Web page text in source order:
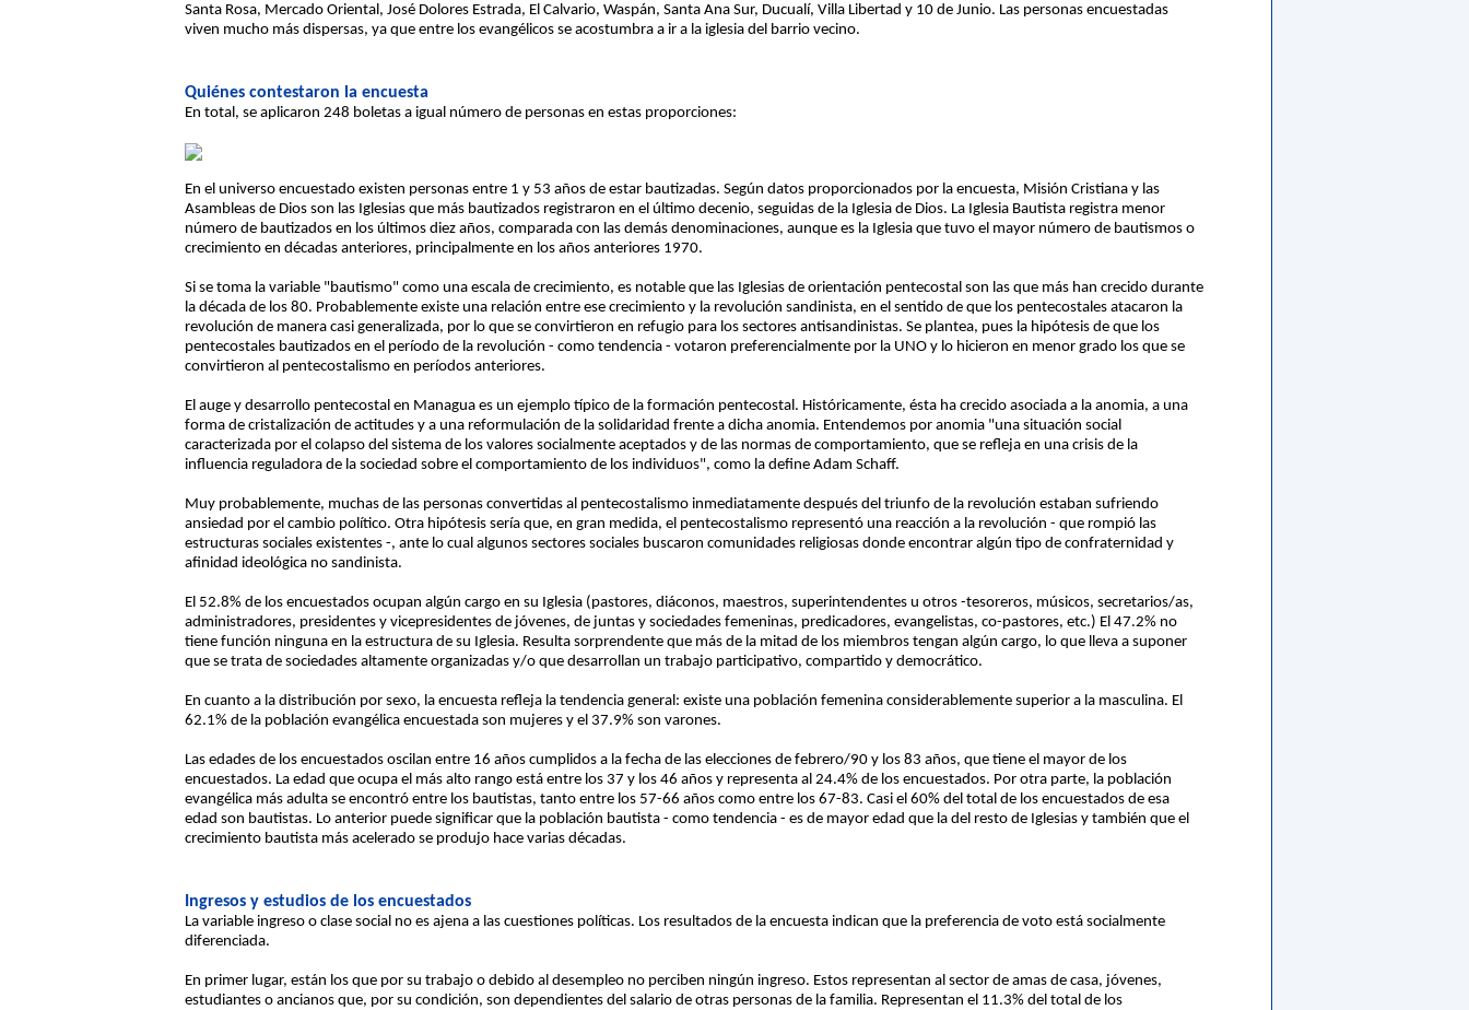
Santa Rosa, Mercado Oriental, José Dolores Estrada, El Calvario, Waspán, Santa Ana Sur, Ducualí, Villa Libertad y 10 de Junio. Las personas encuestadas
viven mucho más dispersas, ya que entre los evangélicos se acostumbra a ir a la iglesia del barrio vecino.
Quiénes contestaron la encuesta
En total, se aplicaron 248 boletas a igual número de personas en estas proporciones:
En el universo encuestado existen personas entre 1 y 53 años de estar bautizadas. Según datos proporcionados por la encuesta, Misión Cristiana y las
Asambleas de Dios son las Iglesias que más bautizados registraron en el último decenio, seguidas de la Iglesia de Dios. La Iglesia Bautista registra menor
número de bautizados en los últimos diez años, comparada con las demás denominaciones, aunque es la Iglesia que tuvo el mayor número de bautismos o
crecimiento en décadas anteriores, principalmente en los años anteriores 1970.
Si se toma la variable "bautismo" como una escala de crecimiento, es notable que las Iglesias de orientación pentecostal son las que más han crecido durante
la década de los 80. Probablemente existe una relación entre ese crecimiento y la revolución sandinista, en el sentido de que los pentecostales atacaron la
revolución de manera casi generalizada, por lo que se convirtieron en refugio para los sectores antisandinistas. Se plantea, pues la hipótesis de que los
pentecostales bautizados en el período de la revolución - como tendencia - votaron preferencialmente por la UNO y lo hicieron en menor grado los que se
convirtieron al pentecostalismo en períodos anteriores.
El auge y desarrollo pentecostal en Managua es un ejemplo típico de la formación pentecostal. Históricamente, ésta ha crecido asociada a la anomia, a una
forma de cristalización de actitudes y a una reformulación de la solidaridad frente a dicha anomia. Entendemos por anomia "una situación social
caracterizada por el colapso del sistema de los valores socialmente aceptados y de las normas de comportamiento, que se refleja en una crisis de la
influencia reguladora de la sociedad sobre el comportamiento de los individuos", como la define Adam Schaff.
Muy probablemente, muchas de las personas convertidas al pentecostalismo inmediatamente después del triunfo de la revolución estaban sufriendo
ansiedad por el cambio político. Otra hipótesis sería que, en gran medida, el pentecostalismo representó una reacción a la revolución - que rompió las
estructuras sociales existentes -, ante lo cual algunos sectores sociales buscaron comunidades religiosas donde encontrar algún tipo de confraternidad y
afinidad ideológica no sandinista.
El 52.8% de los encuestados ocupan algún cargo en su Iglesia (pastores, diáconos, maestros, superintendentes u otros -tesoreros, músicos, secretarios/as,
administradores, presidentes y vicepresidentes de jóvenes, de juntas y sociedades femeninas, predicadores, evangelistas, co-pastores, etc.) El 47.2% no
tiene función ninguna en la estructura de su Iglesia. Resulta sorprendente que más de la mitad de los miembros tengan algún cargo, lo que lleva a suponer
que se trata de sociedades altamente organizadas y/o que desarrollan un trabajo participativo, compartido y democrático.
En cuanto a la distribución por sexo, la encuesta refleja la tendencia general: existe una población femenina considerablemente superior a la masculina. El
62.1% de la población evangélica encuestada son mujeres y el 37.9% son varones.
Las edades de los encuestados oscilan entre 16 años cumplidos a la fecha de las elecciones de febrero/90 y los 83 años, que tiene el mayor de los
encuestados. La edad que ocupa el más alto rango está entre los 37 y los 46 años y representa al 24.4% de los encuestados. Por otra parte, la población
evangélica más adulta se encontró entre los bautistas, tanto entre los 57-66 años como entre los 67-83. Casi el 60% del total de los encuestados de esa
edad son bautistas. Lo anterior puede significar que la población bautista - como tendencia - es de mayor edad que la del resto de Iglesias y también que el
crecimiento bautista más acelerado se produjo hace varias décadas.
Ingresos y estudios de los encuestados
La variable ingreso o clase social no es ajena a las cuestiones políticas. Los resultados de la encuesta indican que la preferencia de voto está socialmente
diferenciada.
En primer lugar, están los que por su trabajo o debido al desempleo no perciben ningún ingreso. Estos representan al sector de amas de casa, jóvenes,
estudiantes o ancianos que, por su condición, son dependientes del salario de otras personas de la familia. Representan el 11.3% del total de los